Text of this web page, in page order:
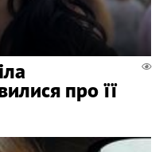
про її